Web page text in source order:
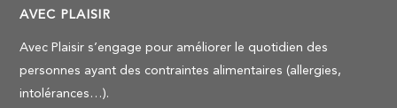
AVEC PLAISIR
Avec Plaisir s’engage pour améliorer le quotidien des
personnes ayant des contraintes alimentaires (allergies,
intolérances…).